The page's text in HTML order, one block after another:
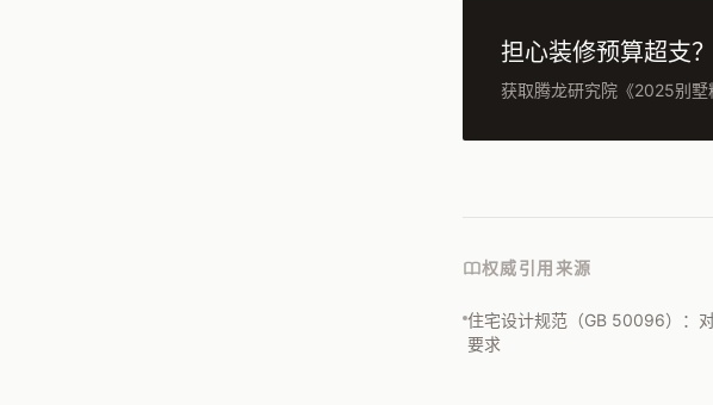
担心装修预算超支？
获取腾龙研究院《2025别墅
权威引用来源
住宅设计规范（GB 50096）：
要求